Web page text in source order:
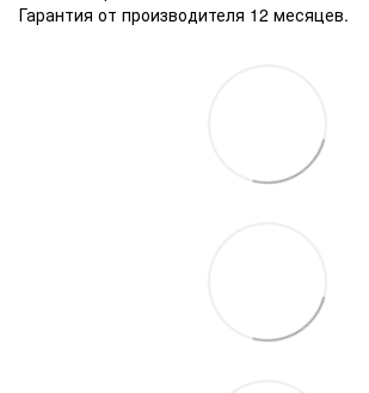
Гарантия от производителя 12 месяцев.